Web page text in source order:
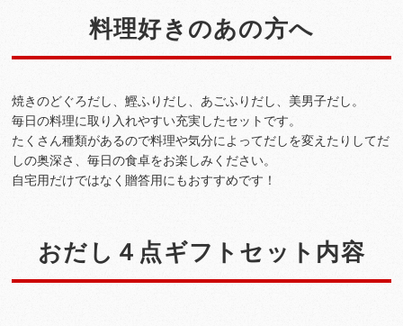
料理好きのあの方へ
焼きのどぐろだし、鰹ふりだし、あごふりだし、美男子だし。
毎日の料理に取り入れやすい充実したセットです。
たくさん種類があるので料理や気分によってだしを変えたりしてだ
しの奥深さ、毎日の食卓をお楽しみください。
自宅用だけではなく贈答用にもおすすめです！
おだし４点ギフトセット内容